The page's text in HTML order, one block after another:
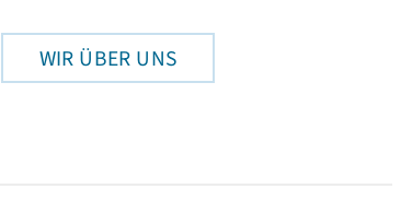
WIR ÜBER UNS